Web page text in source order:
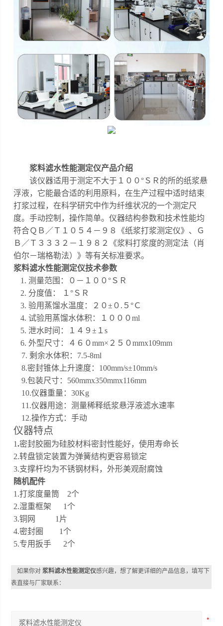
浆料滤水性能测定仪产品介绍
该仪器适用于测定不大于１００ °ＳＲ的所的纸浆悬
浮液，它能最合适的利用原料，在生产过程中适时结束
打浆过程，在科学研究中作为纤维状况的一个测定尺
度。手动控制，操作简单。仪器结构参数和技术性能均
符合ＱＢ／Ｔ１０５４－９８《纸浆打浆测定仪》、Ｇ
Ｂ／Ｔ３３３２－１９８２《浆料打浆度的测定法（肖
伯尔－瑞格勒法）》等有关标准要求。
浆料滤水性能测定仪技术参数
1. 测量范围：０－１００°ＳＲ
2. 分度值： １°ＳＲ
3. 验用蒸馏水温度：２０±０.５°Ｃ
4. 试验用蒸馏水体积：１０００ml
5. 泄水时间：１４９±１s
6. 外型尺寸：４６０mm×２５０mmx109mm
7. 剩余水体积：7.5-8ml
8.密封锥体上升速度：100mm/s±10mm/s
9.包装尺寸：560mmx350mmx116mm
10.仪器重量：30Kg
11.仪器用途：测量稀释纸浆悬浮液滤水速率
12.操作方式：手动
仪器特点
1.密封胶圈为硅胶材料密封性能好，使用寿命长
2.转盘锁定装置为弹簧结构更容易锁定
3.支撑杆均为不锈钢材料，外形美观耐腐蚀
随机配件
1.打浆度量筒 2个
2.湿重框架 1个
3.铜网 1片
4.密封圈 1个
5.专用扳手 2个
如果你对浆料滤水性能测定仪感兴趣，想了解更详细的产品信息，填写下
表直接与厂家联系：